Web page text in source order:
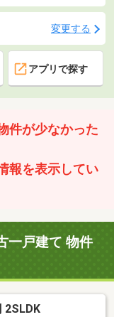
変更する
アプリで探す
件が少なかった
報を表示してい
一戸建て 物件
2SLDK